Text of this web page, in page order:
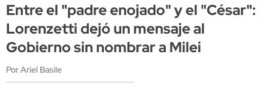
Entre el "padre enojado" y el "César":
Lorenzetti dejó un mensaje al
Gobierno sin nombrar a Milei
Por Ariel Basile